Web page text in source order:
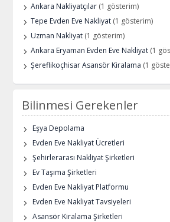
Ankara Nakliyatçılar (1 gösterim)
Tepe Evden Eve Nakliyat (1 gösterim)
Uzman Nakliyat (1 gösterim)
Ankara Eryaman Evden Eve Nakliyat (1
Şereflikoçhisar Asansör Kiralama (1
Bilinmesi Gerekenler
Eşya Depolama
Evden Eve Nakliyat Ücretleri
Şehirlerarası Nakliyat Şirketleri
Ev Taşıma Şirketleri
Evden Eve Nakliyat Platformu
Evden Eve Nakliyat Tavsiyeleri
Asansör Kiralama Şirketleri